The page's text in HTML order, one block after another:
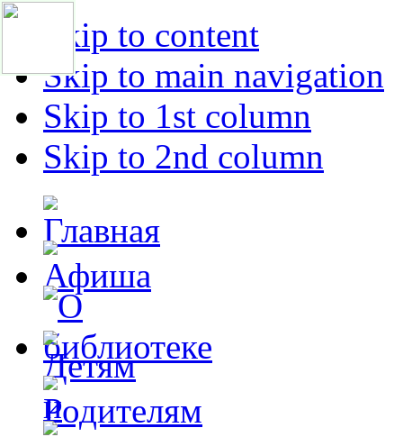
Skip to content
Skip to main navigation
Skip to 1st column
Skip to 2nd column